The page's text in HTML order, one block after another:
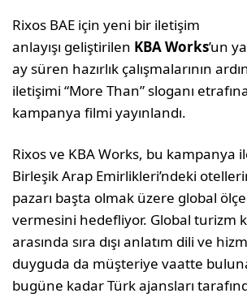
Rixos BAE için yeni bir iletişim
anlayışı geliştirilen KBA Works’un
ay süren hazırlık çalışmalarının
iletişimi “More Than” sloganı
kampanya filmi yayınlandı.
Rixos ve KBA Works, bu kampanya
Birleşik Arap Emirlikleri’ndeki
pazarı başta olmak üzere global
vermesini hedefliyor. Global turizm
arasında sıra dışı anlatım dili ve
duyguda da müşteriye vaatte
bugüne kadar Türk ajansları